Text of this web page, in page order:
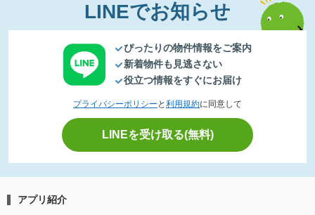
LINEでお知らせ
ぴったりの物件情報をご案内
新着物件も見逃さない
役立つ情報をすぐにお届け
プライバシーポリシー と 利用規約に同意して
LINEを受け取る(無料)
アプリ紹介